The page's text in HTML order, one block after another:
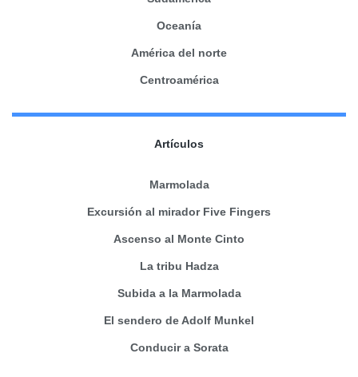
Oceanía
América del norte
Centroamérica
Artículos
Marmolada
Excursión al mirador Five Fingers
Ascenso al Monte Cinto
La tribu Hadza
Subida a la Marmolada
El sendero de Adolf Munkel
Conducir a Sorata